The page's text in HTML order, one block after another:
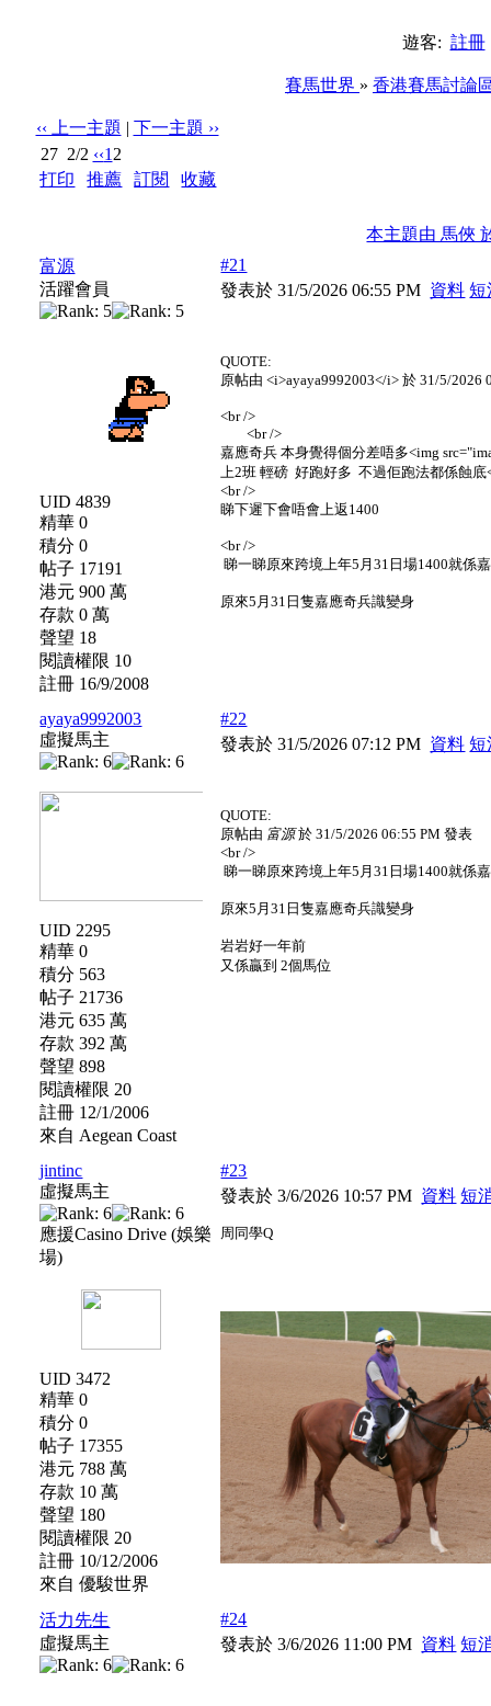
遊客: 註冊
賽馬世界 » 香港賽馬討論
‹‹ 上一主題 | 下一主題 ››
27 2/2 ‹‹1 2
打印 |推薦 |訂閱 |收藏
本主題由 馬俠
富源
活躍會員
UID 4839
精華 0
積分 0
帖子 17191
港元 900 萬
存款 0 萬
聲望 18
閱讀權限 10
註冊 16/9/2008
#21
發表於 31/5/2026 06:55 PM 資料 短
QUOTE:
原帖由 <i>ayaya9992003</i> 於 31/5/2026
<br />
<br />
嘉應奇兵 本身覺得個分差唔多<img
上2班 輕磅 好跑好多 不過佢跑法都係蝕底
<br />
睇下遲下會唔會上返1400
<br />
睇一睇原來跨境上年5月31日場1400就係
原來5月31日隻嘉應奇兵識變身
ayaya9992003
虛擬馬主
UID 2295
精華 0
積分 563
帖子 21736
港元 635 萬
存款 392 萬
聲望 898
閱讀權限 20
註冊 12/1/2006
來自 Aegean Coast
#22
發表於 31/5/2026 07:12 PM 資料 短
QUOTE:
原帖由 富源於 31/5/2026 06:55 PM 發表
<br />
睇一睇原來跨境上年5月31日場1400就係
原來5月31日隻嘉應奇兵識變身
岩岩好一年前
又係贏到 2個馬位
jintinc
虛擬馬主
應援Casino Drive (娛樂
場)
UID 3472
精華 0
積分 0
帖子 17355
港元 788 萬
存款 10 萬
聲望 180
閱讀權限 20
註冊 10/12/2006
來自 優駿世界
#23
發表於 3/6/2026 10:57 PM 資料 短
周同學Q
活力先生
虛擬馬主
#24
發表於 3/6/2026 11:00 PM 資料 短